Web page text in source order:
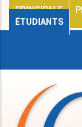
PRINCIPALE
ÉTUDIANTS